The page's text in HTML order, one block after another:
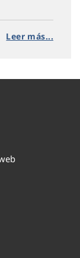
Leer más...